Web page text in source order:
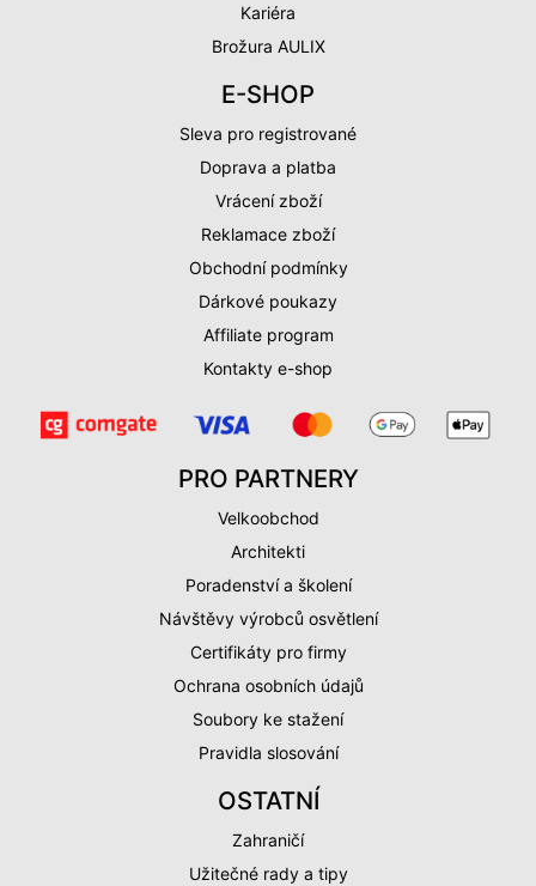
Kariéra
Brožura AULIX
E-SHOP
Sleva pro registrované
Doprava a platba
Vrácení zboží
Reklamace zboží
Obchodní podmínky
Dárkové poukazy
Affiliate program
Kontakty e-shop
PRO PARTNERY
Velkoobchod
Architekti
Poradenství a školení
Návštěvy výrobců osvětlení
Certifikáty pro firmy
Ochrana osobních údajů
Soubory ke stažení
Pravidla slosování
OSTATNÍ
Zahraničí
Užitečné rady a tipy